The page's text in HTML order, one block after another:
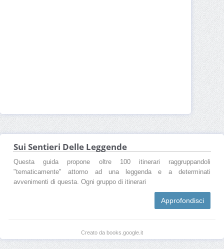
Sui Sentieri Delle Leggende
Questa guida propone oltre 100 itinerari raggruppandoli
"tematicamente" attorno ad una leggenda e a determinati
avvenimenti di questa. Ogni gruppo di itinerari
Approfondisci
Creato da books.google.it